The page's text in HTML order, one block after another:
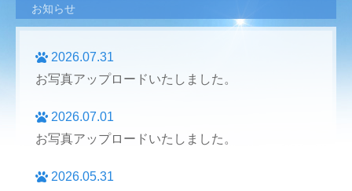
お知らせ
2026.07.31
お写真アップロードいたしました。
2026.07.01
お写真アップロードいたしました。
2026.05.31